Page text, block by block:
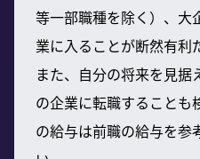
等一部職種を除く）、大
業に入ることが断然有利
また、自分の将来を見据
の企業に転職することも
の給与は前職の給与を参